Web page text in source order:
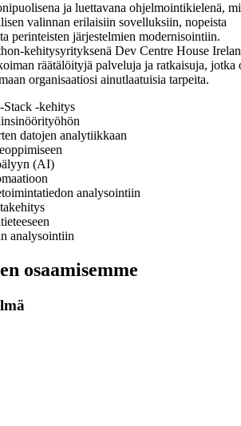
ja luettavana ohjelmointikielenä,
valinnan erilaisiin sovelluksiin, nopeista
perinteisten järjestelmien modernisointiin.
kehitysyrityksenä Dev Centre House
räätälöityjä palveluja ja ratkaisuja, jotka
organisaatiosi ainutlaatuisia tarpeita.
-kehitys
datojen analytiikkaan
(AI)
analysointiin
analysointiin
osaamisemme